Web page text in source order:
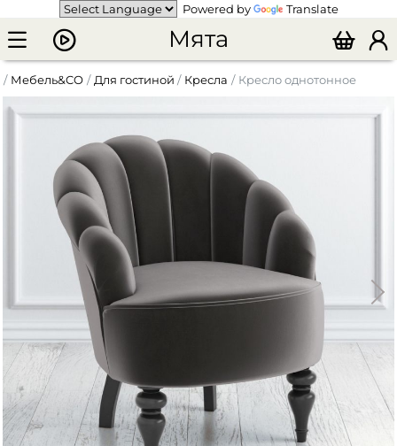
Powered by Translate
Мята
Мебель&CO Для гостиной Кресла Кресло однотонное